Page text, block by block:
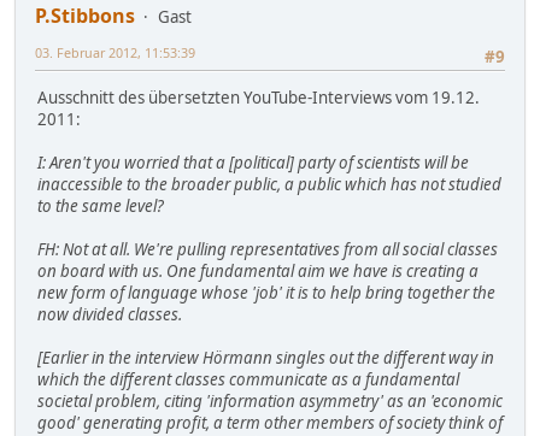
P.Stibbons
Gast
#9
03. Februar 2012, 11:53:39
Ausschnitt des übersetzten YouTube-Interviews vom 19.12.
2011:
I: Aren't you worried that a [political] party of scientists will be
inaccessible to the broader public, a public which has not studied
to the same level?
FH: Not at all. We're pulling representatives from all social classes
on board with us. One fundamental aim we have is creating a
new form of language whose 'job' it is to help bring together the
now divided classes.
[Earlier in the interview Hörmann singles out the different way in
which the different classes communicate as a fundamental
societal problem, citing 'information asymmetry' as an 'economic
good' generating profit, a term other members of society think of